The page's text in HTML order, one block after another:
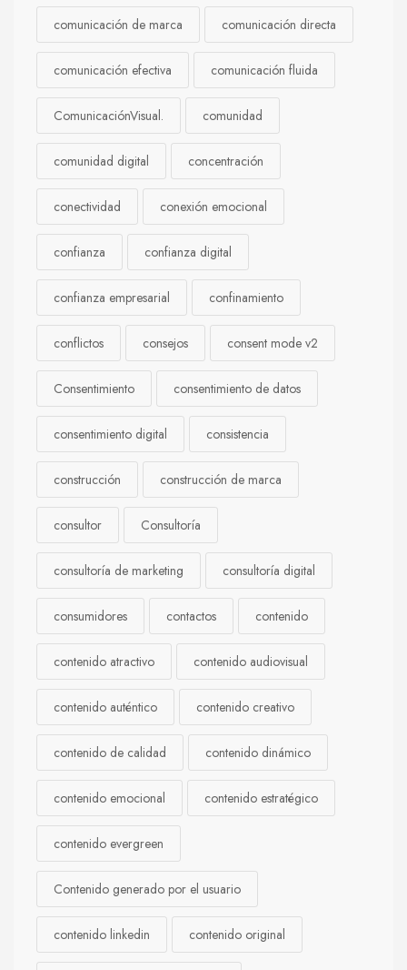
comunicación de marca comunicación directa
comunicación efectiva comunicación fluida
ComunicaciónVisual. comunidad
comunidad digital concentración
conectividad conexión emocional
confianza confianza digital
confianza empresarial confinamiento
conflictos consejos consent mode v2
Consentimiento consentimiento de datos
consentimiento digital consistencia
construcción construcción de marca
consultor Consultoría
consultoría de marketing consultoría digital
consumidores contactos contenido
contenido atractivo contenido audiovisual
contenido auténtico contenido creativo
contenido de calidad contenido dinámico
contenido emocional contenido estratégico
contenido evergreen
Contenido generado por el usuario
contenido linkedin contenido original